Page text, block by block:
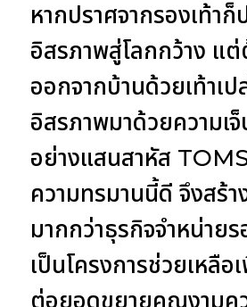
หากปราศจากรองเท้าก็
อิสรภาพสู่โลกกว้าง แ
ออกจากบ้านด้วยเท้าเ
อิสรภาพมาด้วยความเจ็
อย่างแสนสาหัส TOMS
ความทรมานนี้ดี จึงสร้า
มากกว่าธุรกิจจำหน่ายร
เป็นโครงการช่วยเหลื
ต่อยอดขยายคุณงามค